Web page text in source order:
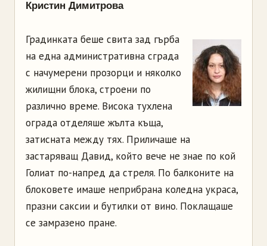
Кристин Димитрова
Градинката беше свита зад гърба
на една административна сграда
с начумерени прозорци и няколко
жилищни блока, строени по
различно време. Висока тухлена
ограда отделяше жълта къща,
затисната между тях. Приличаше на
застаряващ Давид, който вече не знае по кой
Голиат по-напред да стреля. По балконите на
блоковете имаше неприбрана коледна украса,
празни саксии и бутилки от вино. Поклащаше
се замразено пране.